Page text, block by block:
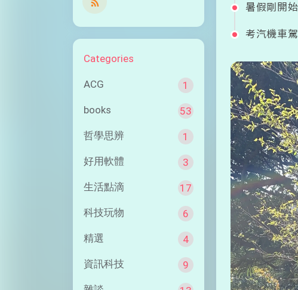
Categories
ACG 1
books 53
哲學思辨 1
好用軟體 3
生活點滴 17
科技玩物 6
精選 4
資訊科技 9
暑假剛開
考汽機車